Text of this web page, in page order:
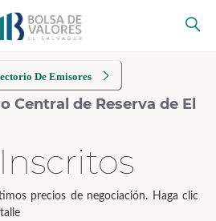
De Emisores
Central de Reserva de El
precios de negociación. Haga clic